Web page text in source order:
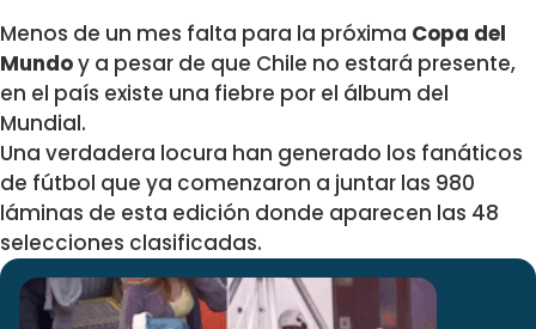
Menos de un mes falta para la próxima Copa del
Mundoy a pesar de que Chile no estará presente,
en el país existe una fiebre por el álbum del
Mundial.
Una verdadera locura han generado los fanáticos
de fútbol que ya comenzaron a juntar las 980
láminas de esta edición donde aparecen las 48
selecciones clasificadas.